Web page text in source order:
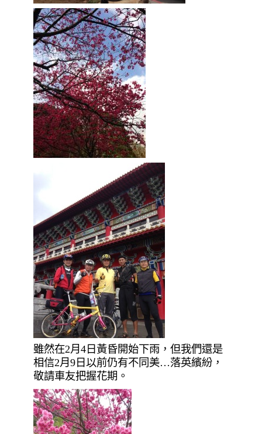
雖然在2月4日黃昏開始下雨，但我們還是
相信2月9日以前仍有不同美…落英繽紛，
敬請車友把握花期。